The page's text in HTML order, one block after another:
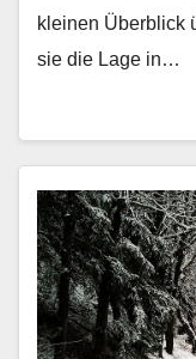
kleinen Überblick
sie die Lage in…